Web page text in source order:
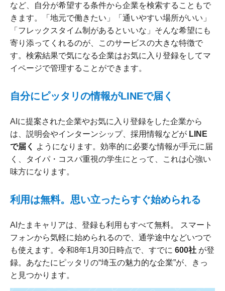
など、自分が希望する条件から企業を検索することもで
きます。「地元で働きたい」「通いやすい場所がいい」
「フレックスタイム制があるといいな」そんな希望にも
寄り添ってくれるのが、このサービスの大きな特徴で
す。検索結果で気になる企業はお気に入り登録をしてマ
イページで管理することができます。
自分にピッタリの情報がLINEで届く
AIに提案された企業やお気に入り登録をした企業から
は、説明会やインターンシップ、採用情報などが LINE
で届く
ようになります。効率的に必要な情報が手元に届
く、タイパ・コスパ重視の学生にとって、これは心強い
味方になります。
利用は無料。思い立ったらすぐ始められる
AIたまキャリアは、登録も利用もすべて無料。 スマート
フォンから気軽に始められるので、通学途中などいつで
も使えます。令和8年1月30日時点で、すでに 600社 が登
録。あなたにピッタリの“埼玉の魅力的な企業”が、きっ
と見つかります。